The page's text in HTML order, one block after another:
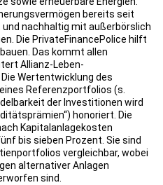
bereits seit
nachhaltig mit außerbörslich
Die PrivateFinancePolice hilft
Das kommt allen
Allianz-Leben-
Wertentwicklung des
Referenzportfolios (s.
der Investitionen wird
honoriert. Die
Kapitalanlagekosten
bis sieben Prozent. Sie sind
vergleichbar, wobei
alternativer Anlagen
sind.